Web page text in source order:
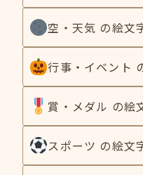
空・天気 の絵文
行事・イベント
賞・メダル の絵
スポーツ の絵文